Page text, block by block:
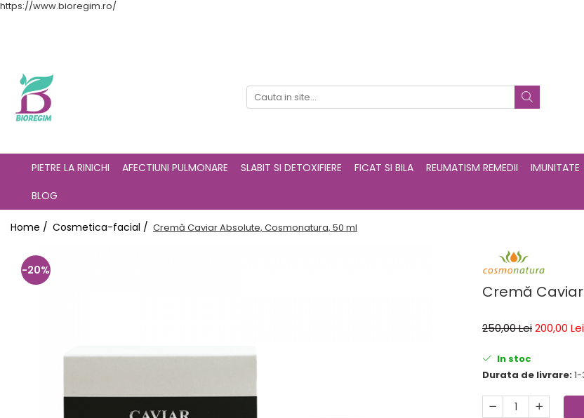
https://www.bioregim.ro/
PIETRE LA RINICHI AFECTIUNI PULMONARE SLABIT SI DETOXIFIERE FICAT SI BILA REUMATISM REMEDII IMUNITATE
BLOG
Home / Cosmetica-facial / Cremă Caviar Absolute, Cosmonatura, 50 ml
Cremă
-20%
250,00 Lei200,00 Lei
In stoc
Durata de livrare: